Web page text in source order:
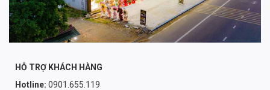
HỖ TRỢ KHÁCH HÀNG
Hotline: 0901.655.119